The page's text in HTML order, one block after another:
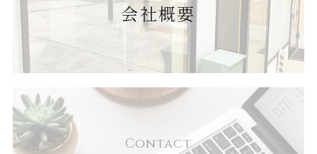
会社概要
Contact